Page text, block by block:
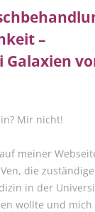
–
Galaxien
Mir nicht!
meiner
die
in der
wollte und mich